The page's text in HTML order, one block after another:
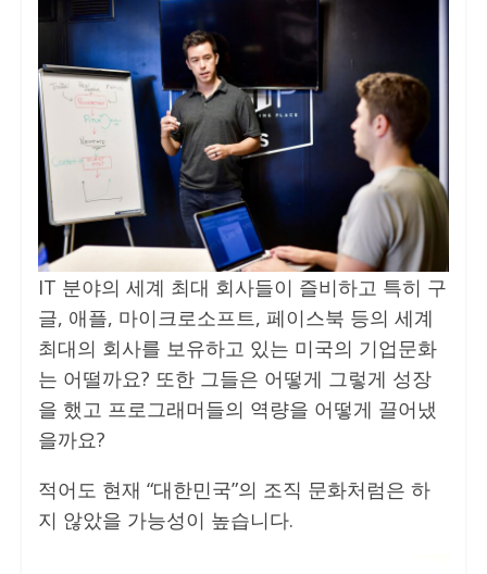
IT 분야의 세계 최대 회사들이 즐비하고 특히 구
글, 애플, 마이크로소프트, 페이스북 등의 세계
최대의 회사를 보유하고 있는 미국의 기업문화
는 어떨까요? 또한 그들은 어떻게 그렇게 성장
을 했고 프로그래머들의 역량을 어떻게 끌어냈
을까요?
적어도 현재 “대한민국”의 조직 문화처럼은 하
지 않았을 가능성이 높습니다.